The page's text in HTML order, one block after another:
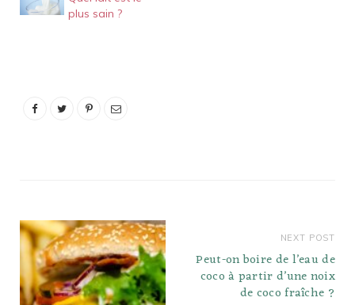
plus sain ?
NEXT POST
Peut-on boire de l’eau de
coco à partir d’une noix
de coco fraîche ?